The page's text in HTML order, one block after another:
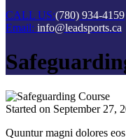
CALL US:(780) 934-4159
Email: info@leadsports.ca
Started on September 27,
Quuntur magni dolores